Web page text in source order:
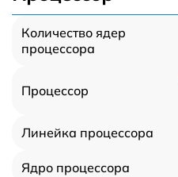
Количество ядер
процессора
Процессор
Линейка процессора
Ядро процессора